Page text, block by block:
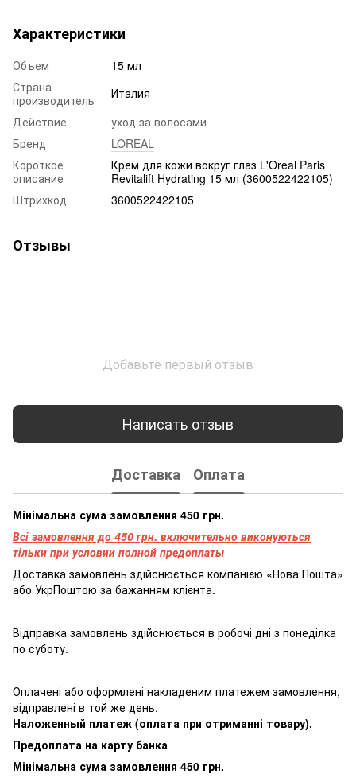
Характеристики
Объем
15 мл
Страна
производитель
Италия
Действие
уход за волосами
Бренд
LOREAL
Короткое
описание
Крем для кожи вокруг глаз L'Oreal Paris
Revitalift Hydrating 15 мл (3600522422105)
Штрихкод
3600522422105
Отзывы
Добавьте первый отзыв
Написать отзыв
Доставка Оплата
Мінімальна сума замовлення 450 грн.
Всі замовлення до 450 грн. включительно виконуються
тільки при условии полной предоплаты
Доставка замовлень здійснюється компанією «Нова Пошта»
або УкрПоштою за бажанням клієнта.
Відправка замовлень здійснюється в робочі дні з понеділка
по суботу.
Оплачені або оформлені накладеним платежем замовлення,
відправлені в той же день.
Наложенный платеж (оплата при отриманні товару).
Предоплата на карту банка
Мінімальна сума замовлення 450 грн.